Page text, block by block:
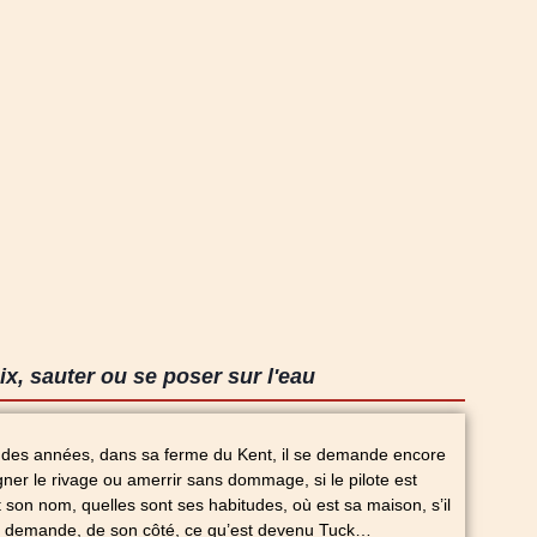
sauter ou se poser sur l'eau
années, dans sa ferme du Kent, il se demande encore
le rivage ou amerrir sans dommage, si le pilote est
nom, quelles sont ses habitudes, où est sa maison, s’il
de son côté, ce qu’est devenu Tuck…